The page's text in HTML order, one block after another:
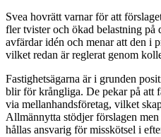
Svea hovrätt varnar för att
fler tvister och ökad belastning på
avfärdar idén och menar att den i
vilket redan är reglerat genom
Fastighetsägarna är i grunden
blir för krångliga. De pekar på att
via mellanhandsföretag, vilket
Allmännytta stödjer förslagen
hållas ansvarig för misskötsel i